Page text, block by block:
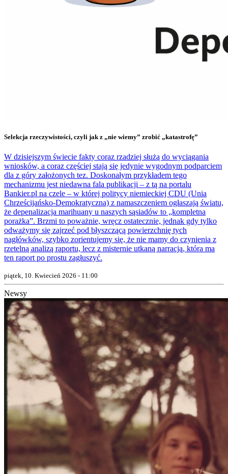
Selekcja rzeczywistości, czyli jak z „nie wiemy” zrobić „katastrofę”
W dzisiejszym świecie fakty coraz rzadziej służą do wyciągania
wniosków, a coraz częściej stają się jedynie wygodnym podparciem
dla z góry założonych tez. Doskonałym przykładem tego
mechanizmu jest niedawna fala publikacji – z tą na portalu
Bankier.pl na czele – w której politycy niemieckiej CDU (Unia
Chrześcijańsko-Demokratyczna) z namaszczeniem ogłaszają światu,
że depenalizacja marihuany u naszych sąsiadów to „kompletna
porażka”. Brzmi to poważnie, wręcz ostatecznie, jednak gdy tylko
odważymy się zajrzeć pod błyszczącą powierzchnię tych
nagłówków, szybko zorientujemy się, że nie mamy do czynienia z
rzetelną analizą raportu, lecz z misternie utkaną narracją, która ma
ten raport po prostu zagłuszyć.
piątek, 10. Kwiecień 2026 - 11:00
Newsy